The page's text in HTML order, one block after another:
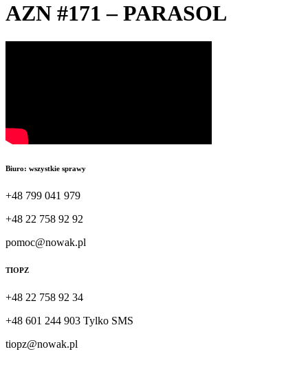
AZN #171 – PARASOL
Biuro: wszystkie sprawy
+48 799 041 979
+48 22 758 92 92
pomoc@nowak.pl
TIOPZ
+48 22 758 92 34
+48 601 244 903 Tylko SMS
tiopz@nowak.pl